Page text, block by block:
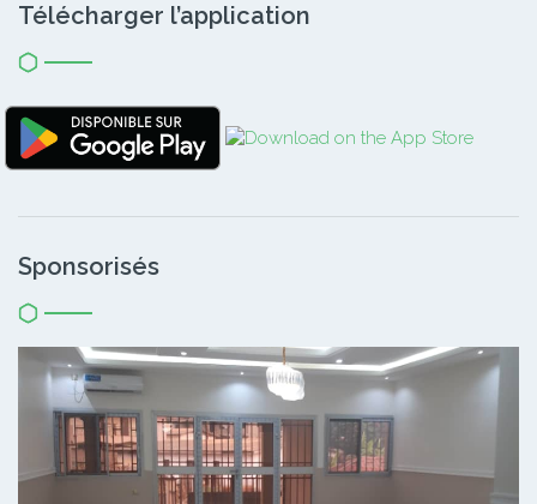
Télécharger l’application
Sponsorisés